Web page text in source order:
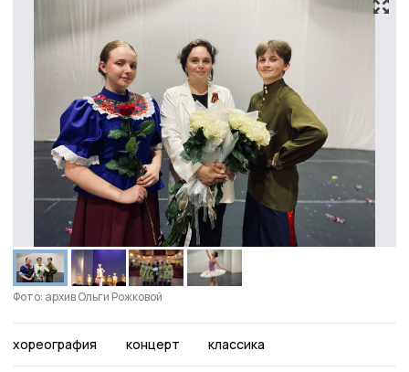
Фото: архив Ольги Рожковой
хореография концерт классика